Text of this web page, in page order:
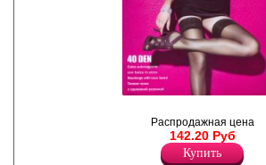
резинкой (8см) на силиконе,
уплотненный мысок.
Лайкра 11%
Полиамид 89%
Распродажная цена
142.20 Руб
Купить